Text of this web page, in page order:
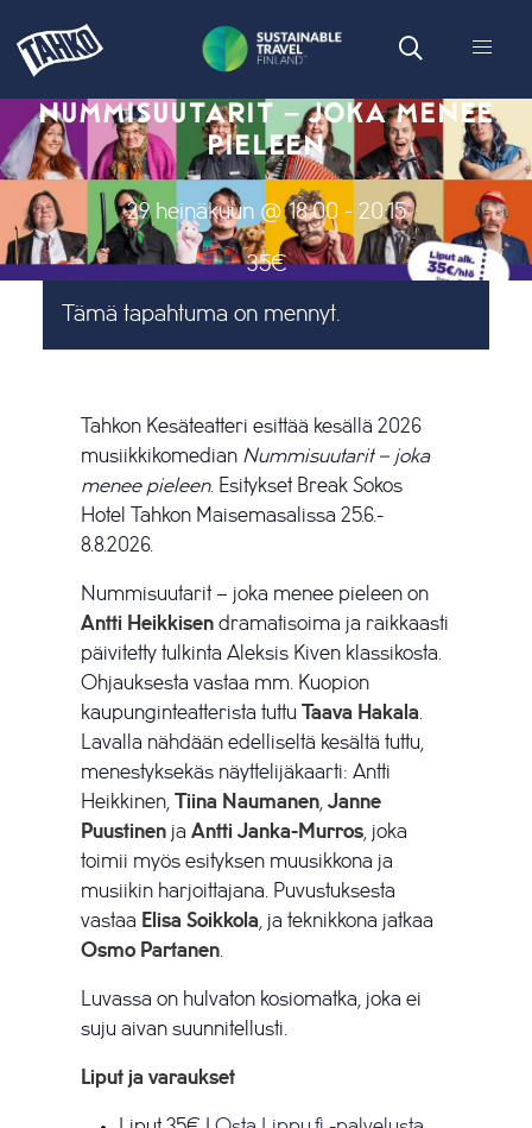
NUMMISUUTARIT – JOKA MENEE
PIELEEN
29 heinäkuun @ 18:00 - 20:15
35€
Tämä tapahtuma on mennyt.
Tahkon Kesäteatteri esittää kesällä 2026
musiikkikomedian Nummisuutarit – joka
menee pieleen. Esitykset Break Sokos
Hotel Tahkon Maisemasalissa 25.6.-
8.8.2026.
Nummisuutarit – joka menee pieleen on
Antti Heikkisen dramatisoima ja raikkaasti
päivitetty tulkinta Aleksis Kiven klassikosta.
Ohjauksesta vastaa mm. Kuopion
kaupunginteatterista tuttu Taava Hakala
Lavalla nähdään edelliseltä kesältä tuttu,
menestyksekäs näyttelijäkaarti: Antti
Heikkinen, Tiina Naumanen Janne
Puustinen ja Antti Janka-Murros , joka
toimii myös esityksen muusikkona ja
musiikin harjoittajana. Puvustuksesta
vastaa Elisa Soikkola , ja teknikkona jatkaa
Osmo Partanen
Luvassa on hulvaton kosiomatka, joka ei
suju aivan suunnitellusti.
Liput ja varaukset